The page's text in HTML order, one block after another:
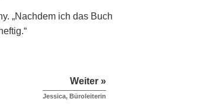
„Nachdem ich das Buch
Weiter »
Jessica, Büroleiterin